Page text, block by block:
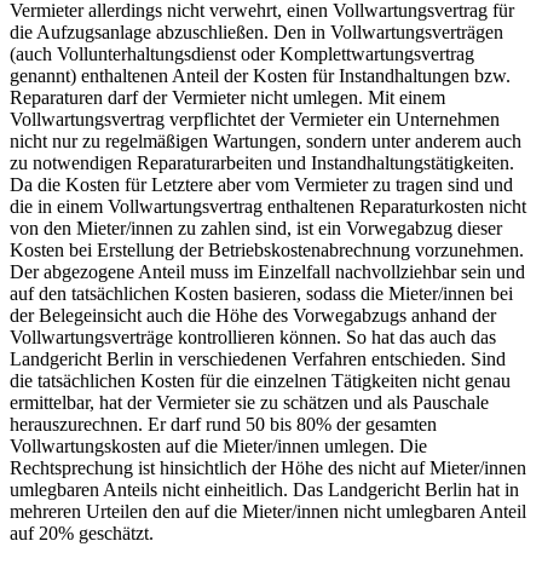
Vermieter allerdings nicht verwehrt, einen Vollwartungsvertrag für
die Aufzugsanlage abzuschließen. Den in Vollwartungsverträgen
(auch Vollunterhaltungsdienst oder Komplettwartungsvertrag
genannt) enthaltenen Anteil der Kosten für Instandhaltungen bzw.
Reparaturen darf der Vermieter nicht umlegen. Mit einem
Vollwartungsvertrag verpflichtet der Vermieter ein Unternehmen
nicht nur zu regelmäßigen Wartungen, sondern unter anderem auch
zu notwendigen Reparaturarbeiten und Instandhaltungstätigkeiten.
Da die Kosten für Letztere aber vom Vermieter zu tragen sind und
die in einem Vollwartungsvertrag enthaltenen Reparaturkosten nicht
von den Mieter/innen zu zahlen sind, ist ein Vorwegabzug dieser
Kosten bei Erstellung der Betriebskostenabrechnung vorzunehmen.
Der abgezogene Anteil muss im Einzelfall nachvollziehbar sein und
auf den tatsächlichen Kosten basieren, sodass die Mieter/innen bei
der Belegeinsicht auch die Höhe des Vorwegabzugs anhand der
Vollwartungsverträge kontrollieren können. So hat das auch das
Landgericht Berlin in verschiedenen Verfahren entschieden. Sind
die tatsächlichen Kosten für die einzelnen Tätigkeiten nicht genau
ermittelbar, hat der Vermieter sie zu schätzen und als Pauschale
herauszurechnen. Er darf rund 50 bis 80% der gesamten
Vollwartungskosten auf die Mieter/innen umlegen. Die
Rechtsprechung ist hinsichtlich der Höhe des nicht auf Mieter/innen
umlegbaren Anteils nicht einheitlich. Das Landgericht Berlin hat in
mehreren Urteilen den auf die Mieter/innen nicht umlegbaren Anteil
auf 20% geschätzt.